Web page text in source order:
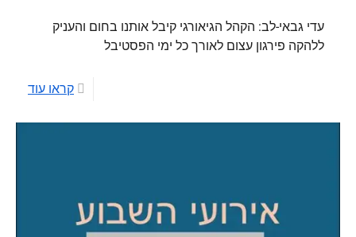
עדי גבאי-לב: הקהל הגיאורגי קיבל אותנו בחום והעניק
ללהקה פירגון עצום לאורך כל ימי הפסטיבל
קראו עוד